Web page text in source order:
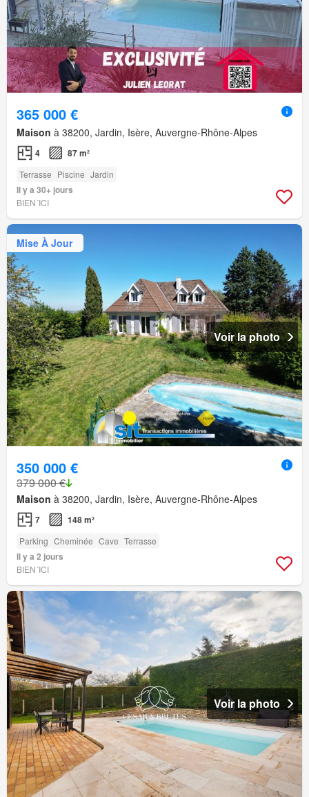
365 000 €
Maison à 38200, Jardin, Isère, Auvergne-Rhône-Alpes
4 87 m²
Terrasse Piscine Jardin
Il y a 30+ jours
BIEN´ICI
Mise À Jour
Voir la photo
350 000 €
379 000 €
Maison à 38200, Jardin, Isère, Auvergne-Rhône-Alpes
7 148 m²
Parking Cheminée Cave Terrasse
Il y a 2 jours
BIEN´ICI
Voir la photo